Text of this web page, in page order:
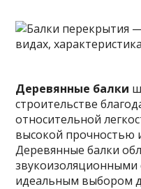
Деревянные балки
строительстве
относительной
высокой прочностью
Деревянные балки
звукоизоляционными
идеальным выбором